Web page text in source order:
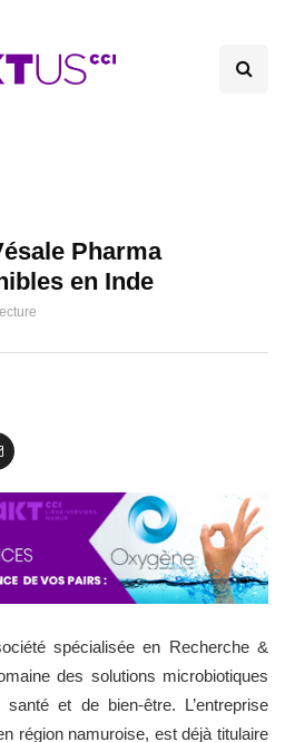
Pharma
en Inde
spécialisée en Recherche &
des solutions microbiotiques
et de bien-être. L’entreprise
région namuroise, est déjà titulaire